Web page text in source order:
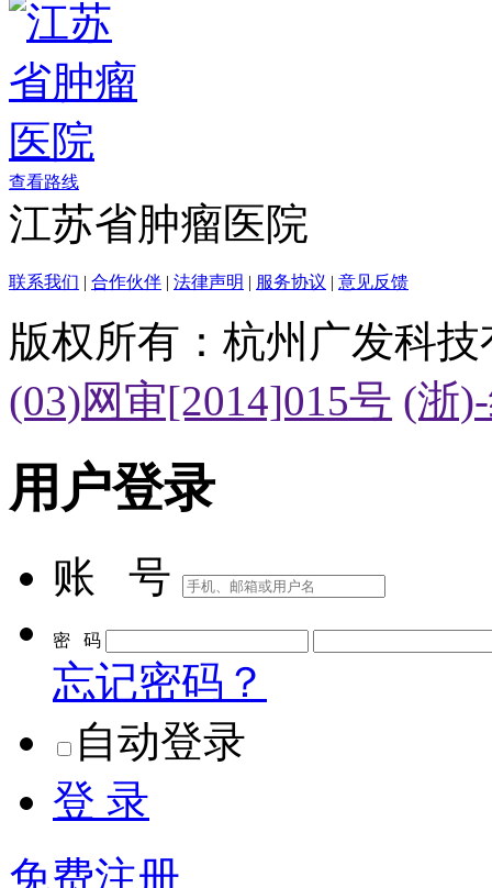
查看路线
江苏省肿瘤医院
联系我们 | 合作伙伴 | 法律声明 | 服务协议 | 意见反馈
版权所有：杭州广发科
(03)网审[2014]015号 (浙
用户登录
账 号
密 码
忘记密码？
自动登录
登 录
免费注册